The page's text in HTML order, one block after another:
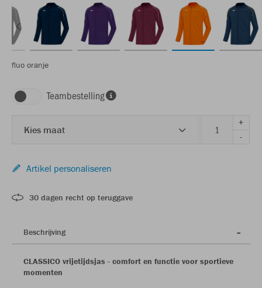
fluo oranje
Teambestelling
Kies maat
+
-
Artikel personaliseren
30 dagen recht op teruggave
Beschrijving
CLASSICO vrijetijdsjas - comfort en functie voor sportieve
momenten